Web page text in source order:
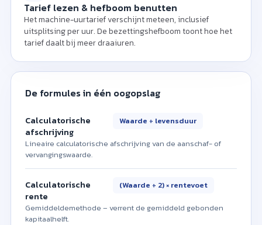
Tarief lezen & hefboom benutten
Het machine-uurtarief verschijnt meteen, inclusief
uitsplitsing per uur. De bezettingshefboom toont hoe het
tarief daalt bij meer draaiuren.
De formules in één oogopslag
Calculatorische
afschrijving
Waarde ÷ levensduur
Lineaire calculatorische afschrijving van de aanschaf- of
vervangingswaarde.
Calculatorische
rente
(Waarde ÷ 2) × rentevoet
Gemiddeldemethode – verrent de gemiddeld gebonden
kapitaalhelft.